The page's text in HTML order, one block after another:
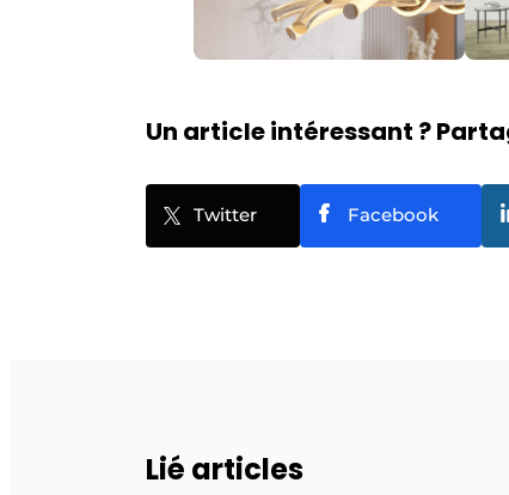
Un article intéressant ?
Twitter Facebook
Lié articles